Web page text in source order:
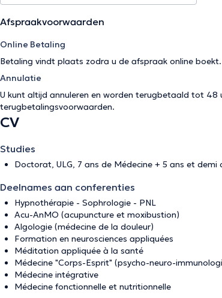
Afspraakvoorwaarden
Online Betaling
Betaling vindt plaats zodra u de afspraak online boekt.
Annulatie
U kunt altijd annuleren en worden terugbetaald tot
terugbetalingsvoorwaarden.
CV
Studies
Doctorat, ULG, 7 ans de Médecine + 5 ans et
Deelnames aan conferenties
Hypnothérapie - Sophrologie - PNL
Acu-AnMO (acupuncture et moxibustion)
Algologie (médecine de la douleur)
Formation en neurosciences appliquées
Méditation appliquée à la santé
Médecine "Corps-Esprit" (psycho-neuro-
Médecine intégrative
Médecine fonctionnelle et nutritionnelle